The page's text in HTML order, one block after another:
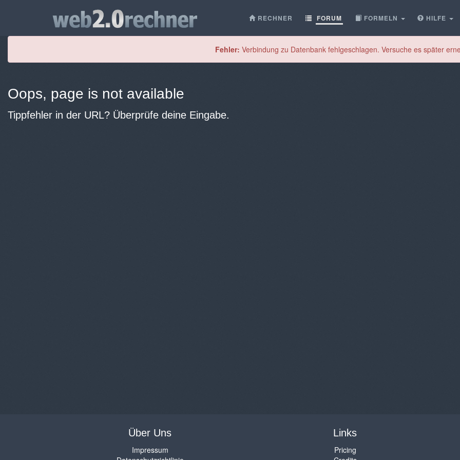
RECHNER FORUM FORMELN HILFE
Fehler: Verbindung zu Datenbank fehlgeschlagen. Versuche es später
Oops, page is not available
Tippfehler in der URL? Überprüfe deine Eingabe.
Über Uns
Impressum
Links
Pricing